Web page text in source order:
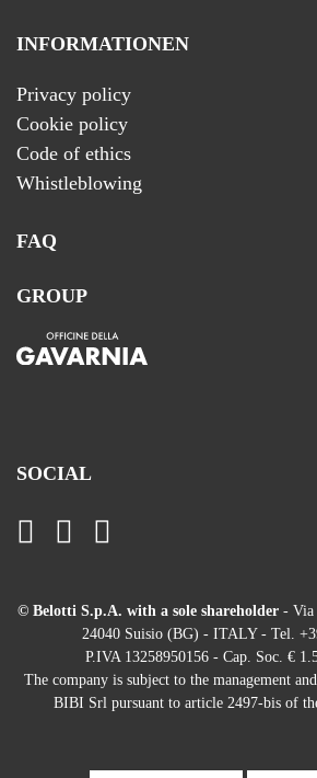
INFORMATIONEN
Privacy policy
Cookie policy
Code of ethics
Whistleblowing
FAQ
GROUP
SOCIAL
© Belotti S.p.A. with a sole shareholder- Via
24040 Suisio (BG) - ITALY - Tel.
P.IVA 13258950156 - Cap. Soc. €
The company is subject to the management
BIBI Srl pursuant to article 2497-bis of